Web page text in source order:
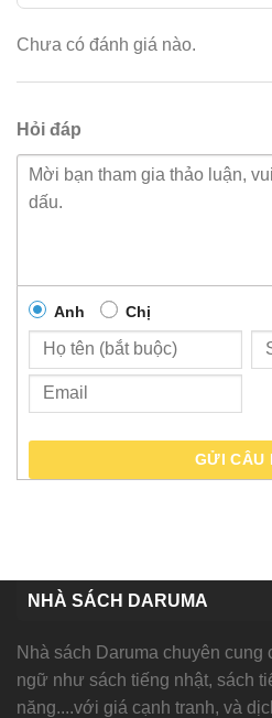
Chưa có đánh giá nào.
Hỏi đáp
Anh Chị
GỬI CÂU
NHÀ SÁCH DARUMA
Nhà sách Daruma chuyên cung
ngữ như sách tiếng nhật, sách
năng....với giá cạnh tranh, và